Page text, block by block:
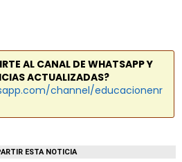
AL CANAL DE WHATSAPP Y
ACTUALIZADAS?
channel/educacionenr
ESTA NOTICIA